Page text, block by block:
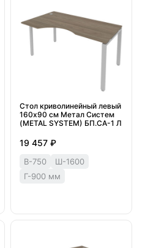
Стол криволинейный левый
160х90 см Метал Систем
(METAL SYSTEM) БП.СА-1 Л
19 457 ₽
В-750
Ш-1600
Г-900 мм